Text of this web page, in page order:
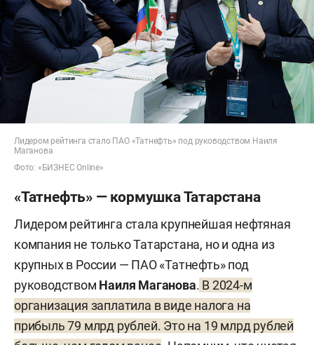
Лидером рейтинга стало ПАО «Татнефть» под руководством Наиля
Маганова
Фото: «БИЗНЕС Online»
«Татнефть» — кормушка Татарстана
Лидером рейтинга стала крупнейшая нефтяная
компания не только Татарстана, но и одна из
крупных в России — ПАО «Татнефть» под
руководством Наиля Маганова. В 2024-м
организация заплатила в виде налога на
прибыль 79 млрд рублей. Это на 19 млрд рублей